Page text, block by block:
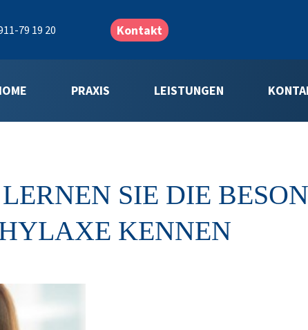
79 19 20 Kontakt
PRAXIS LEISTUNGEN
SIE DIE
KENNEN